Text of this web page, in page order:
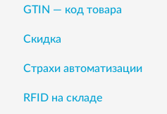
GTIN — код товара
Скидка
Страхи автоматизации
RFID на складе